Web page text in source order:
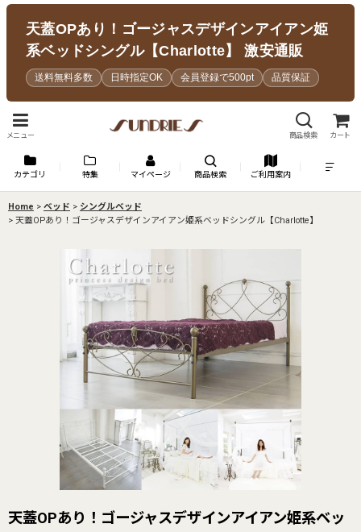
天蓋OPあり！ゴージャスデザインアイアン姫
系ベッドシングル【Charlotte】 激安通販
送料無料多数 日時指定OK 会員登録で500pt 品質保証
メニュー 商品検索 カート
カテゴリ 特集 マイページ 商品検索 ご利用案内
Home > ベッド > シングルベッド
> 天蓋OPあり！ゴージャスデザインアイアン姫系ベッドシングル【Charlotte】
天蓋OPあり！ゴージャスデザインアイアン姫系ベッ